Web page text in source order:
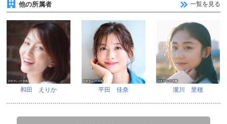
他の所属者 一覧を見る
和田 えりか 平田 佳奈 瀧川 里穂